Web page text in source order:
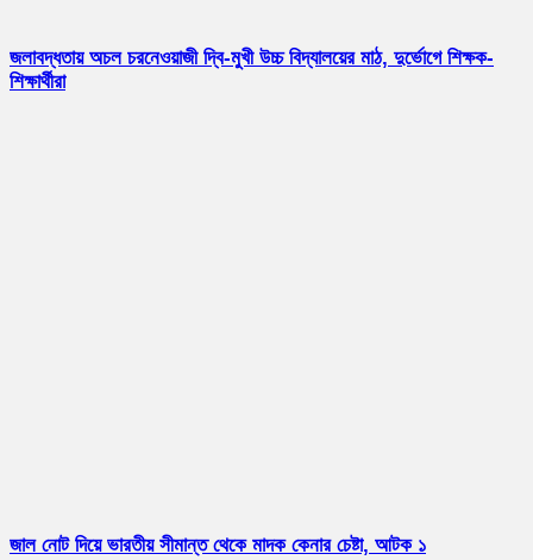
জলাবদ্ধতায় অচল চরনেওয়াজী দ্বি-মুখী উচ্চ বিদ্যালয়ের মাঠ, দুর্ভোগে শিক্ষক-
শিক্ষার্থীরা
জাল নোট দিয়ে ভারতীয় সীমান্ত থেকে মাদক কেনার চেষ্টা, আটক ১